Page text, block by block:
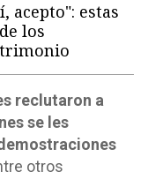
acepto": estas
los
reclutaron a
se les
otros